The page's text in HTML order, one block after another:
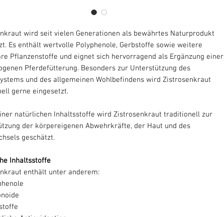
wird seit vielen Generationen als bewährtes Naturprodukt
Es enthält wertvolle Polyphenole, Gerbstoffe sowie weitere
Pflanzenstoffe und eignet sich hervorragend als Ergänzung einer
Pferdefütterung. Besonders zur Unterstützung des
und des allgemeinen Wohlbefindens wird Zistrosenkraut
gerne eingesetzt.
natürlichen Inhaltsstoffe wird Zistrosenkraut traditionell zur
der körpereigenen Abwehrkräfte, der Haut und des
geschätzt.
Inhaltsstoffe
enthält unter anderem: